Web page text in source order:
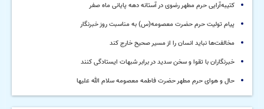
کتیبه‌آرایی حرم مطهر رضوی در آستانه دهه پایانی ماه صفر
پیام تولیت حرم حضرت معصومه(س) به مناسبت روز خبرنگار
مخالفت‌ها نباید انسان را از مسیر صحیح خارج کند
خبرنگاران با تقوا و سخن سدید در برابر شبهات ایستادگی کنند
حال و هوای حرم مطهر حضرت فاطمه معصومه سلام الله علیها